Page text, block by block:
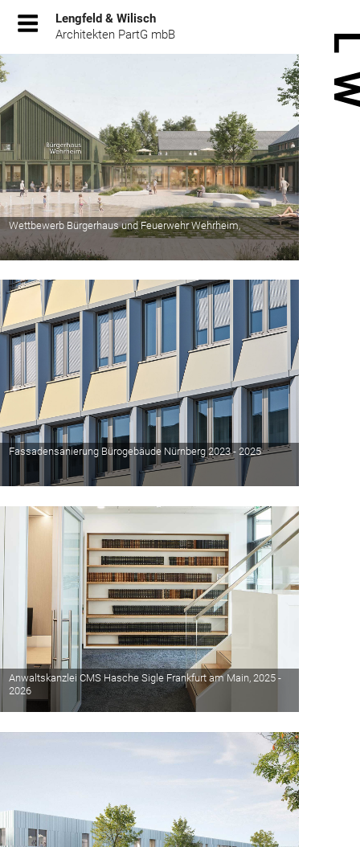
Inhalt
springen
Lengfeld & Wilisch
Architekten PartG mbB
Wettbewerb Bürgerhaus und Feuerwehr Wehrheim,
Fassadensanierung Bürogebäude Nürnberg 2023 - 2025
Anwaltskanzlei CMS Hasche Sigle Frankfurt am Main, 2025 -
2026